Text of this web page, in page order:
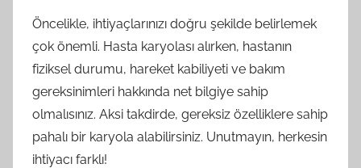
Öncelikle, ihtiyaçlarınızı doğru şekilde belirlemek
çok önemli. Hasta karyolası alırken, hastanın
fiziksel durumu, hareket kabiliyeti ve bakım
gereksinimleri hakkında net bilgiye sahip
olmalısınız. Aksi takdirde, gereksiz özelliklere sahip
pahalı bir karyola alabilirsiniz. Unutmayın, herkesin
ihtiyacı farklı!